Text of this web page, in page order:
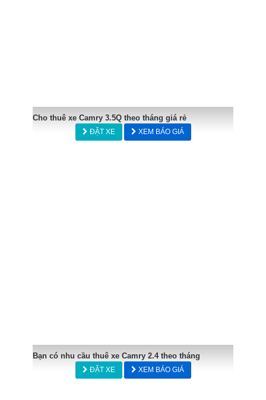
Cho thuê xe Camry 3.5Q theo tháng giá rẻ
ĐẶT XE XEM BÁO GIÁ
Bạn có nhu cầu thuê xe Camry 2.4 theo tháng
ĐẶT XE XEM BÁO GIÁ